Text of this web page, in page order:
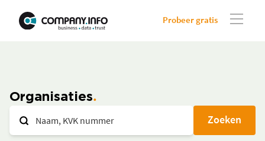
Probeer gratis
Organisaties
Zoeken